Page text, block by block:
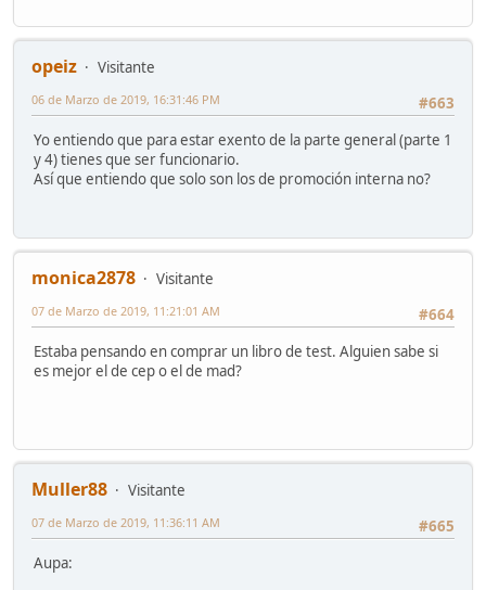
opeiz
Visitante
#663
06 de Marzo de 2019, 16:31:46 PM
Yo entiendo que para estar exento de la parte general (parte 1
y 4) tienes que ser funcionario.
Así que entiendo que solo son los de promoción interna no?
monica2878
Visitante
#664
07 de Marzo de 2019, 11:21:01 AM
Estaba pensando en comprar un libro de test. Alguien sabe si
es mejor el de cep o el de mad?
Muller88
Visitante
#665
07 de Marzo de 2019, 11:36:11 AM
Aupa: